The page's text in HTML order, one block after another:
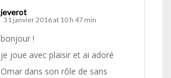
jeverot
31 janvier 2016 at 10 h 47 min
bonjour !
je joue avec plaisir et ai adoré
Omar dans son rôle de sans